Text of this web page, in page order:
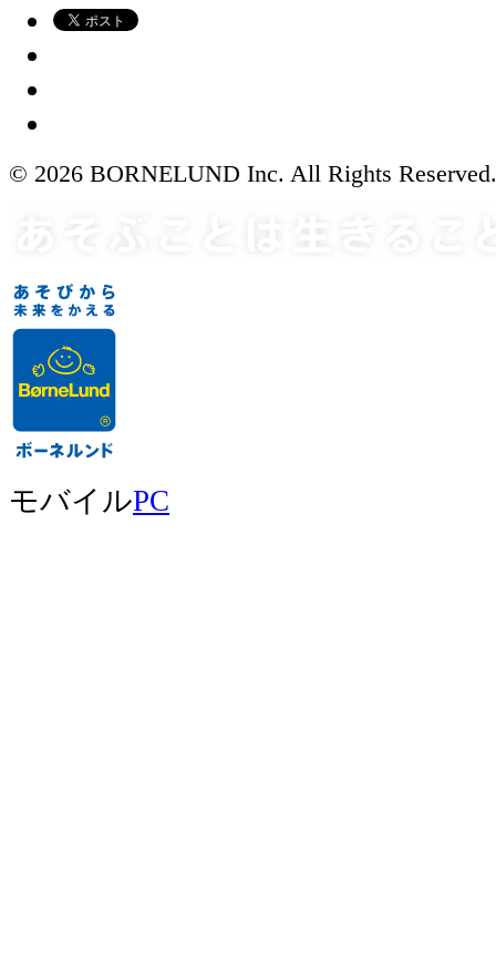
© 2026 BORNELUND Inc. All Rights Reserved.
モバイルPC